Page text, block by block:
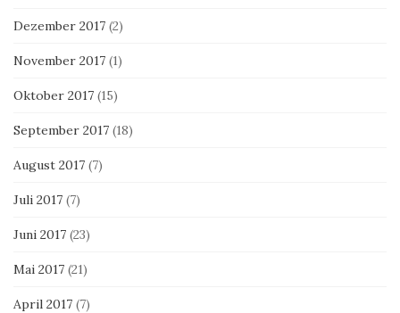
Dezember 2017 (2)
November 2017 (1)
Oktober 2017 (15)
September 2017 (18)
August 2017 (7)
Juli 2017 (7)
Juni 2017 (23)
Mai 2017 (21)
April 2017 (7)